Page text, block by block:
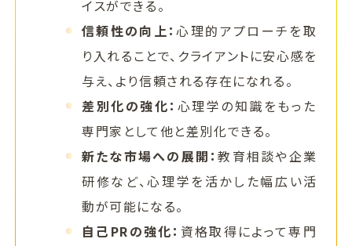
イスができる。
信頼性の向上：心理的アプローチを取
り入れることで、クライアントに安心感を
与え、より信頼される存在になれる。
差別化の強化： 心理学の知識をもった
専門家として他と差別化できる。
新たな市場への展開：教育相談や企業
研修など、心理学を活かした幅広い活
動が可能になる。
自己PRの強化： 資格取得によって専門